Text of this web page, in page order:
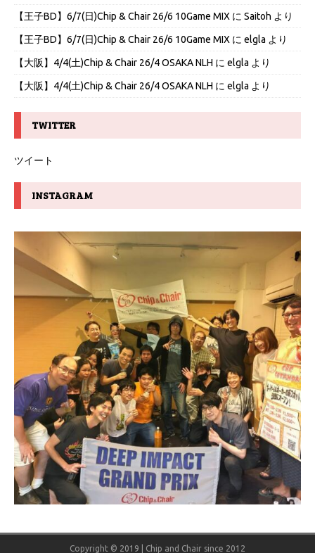
【王子BD】6/7(日)Chip & Chair 26/6 10Game MIX に Saitoh より
【王子BD】6/7(日)Chip & Chair 26/6 10Game MIX に elgla より
【大阪】4/4(土)Chip & Chair 26/4 OSAKA NLH に elgla より
【大阪】4/4(土)Chip & Chair 26/4 OSAKA NLH に elgla より
TWITTER
ツイート
INSTAGRAM
Copyright © 2019 | Chip and Chair since 2012